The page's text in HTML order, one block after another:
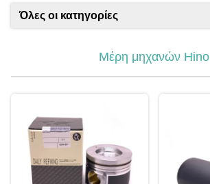
Όλες οι κατηγορίες
Μέρη μηχανών Hino